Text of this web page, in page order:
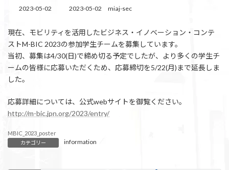
2023-05-02
最
更
新
日
時
2023-05-02 miaj-sec
現在、モビリティを活用したビジネス・イノベーション・コンテ
ストM-BIC 2023の参加学生チームを募集しています。
当初、募集は4/30(日)で締め切る予定でしたが、より多くの学生チ
ームの皆様に応募いただくため、応募締切を5/22(月)まで延長しま
した。
応募詳細については、公式webサイトを御覧ください。
http://m-bic.jpn.org/2023/entry/
MBIC_2023_poster
カテゴリー information